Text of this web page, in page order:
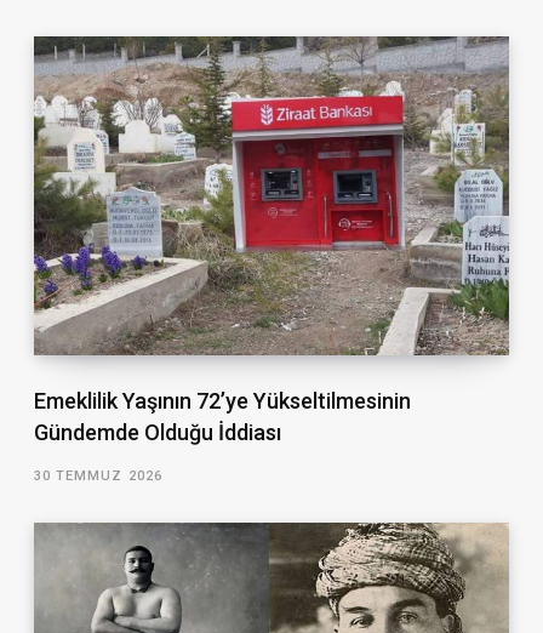
Emeklilik Yaşının 72’ye Yükseltilmesinin
Gündemde Olduğu İddiası
30 TEMMUZ 2026